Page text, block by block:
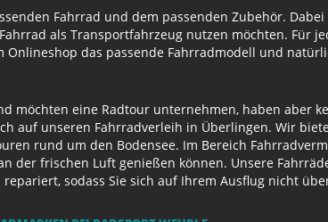
Fahrrad und dem passenden Zubehör.
als Transportfahrzeug nutzen möchten. Für
das passende Fahrradmodell und
möchten eine Radtour unternehmen, haben aber
auf unseren Fahrradverleih in Überlingen. Wir
rund um den Bodensee. Im Bereich
der frischen Luft genießen können. Unsere
sodass Sie sich auf Ihrem Ausflug nicht